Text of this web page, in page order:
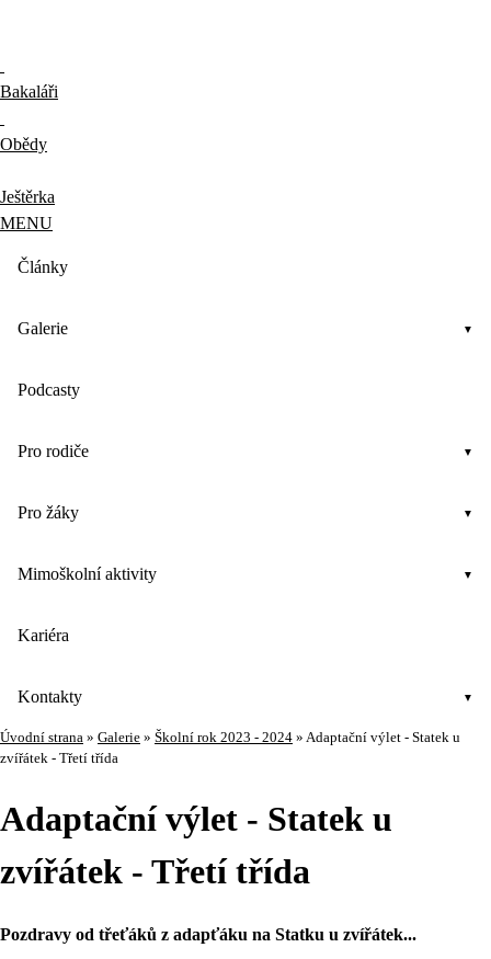
Bakaláři
Obědy
Ještěrka
MENU
Články
Galerie
Podcasty
Pro rodiče
Pro žáky
Mimoškolní aktivity
Kariéra
Kontakty
Úvodní strana » Galerie » Školní rok 2023 - 2024 » Adaptační výlet - Statek u
zvířátek - Třetí třída
Adaptační výlet - Statek u
zvířátek - Třetí třída
Pozdravy od třeťáků z adapťáku na Statku u zvířátek...